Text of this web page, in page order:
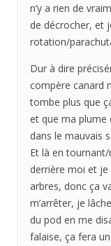
n’y a rien de
de décrocher, et
rotation/
Dur à dire
compère canard
tombe plus que
et que ma plume
dans le mauvais
Et là en
derrière moi et je
arbres, donc ça
m’arrêter, je
du pod en me
falaise, ça fera